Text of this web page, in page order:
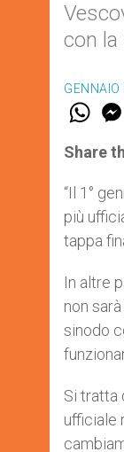
con
W
t
s
p
p
Share
“Il 1°
più
tappa
In altre
non
sinodo
Si tratta
ufficiale